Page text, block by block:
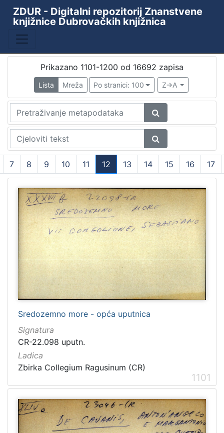
ZDUR - Digitalni repozitorij Znanstvene
knjižnice Dubrovačkih knjižnica
Prikazano 1101-1200 od 16692 zapisa
Lista Mreža Po stranici: 100 Z->A
7 8 9 10 11
12
(current)
13 14 15 16 17
Sredozemno more - opća uputnica
Signatura
CR-22.098 uputn.
Ladica
Zbirka Collegium Ragusinum (CR)
1101